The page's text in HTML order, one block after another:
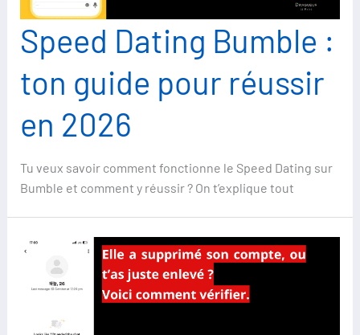
Speed Dating Bumble :
ton guide pour réussir
en 2026
Tu veux savoir comment fonctionne le Speed Dating sur
Bumble et comment y réussir ? On t’explique tout